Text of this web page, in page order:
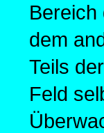
dem
Teils
Feld